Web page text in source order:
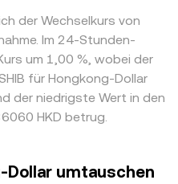
der Wechselkurs von
Im 24-Stunden-
um 1,00 %, wobei der
für Hongkong-Dollar
der niedrigste Wert in den
HKD betrug.
Dollar umtauschen